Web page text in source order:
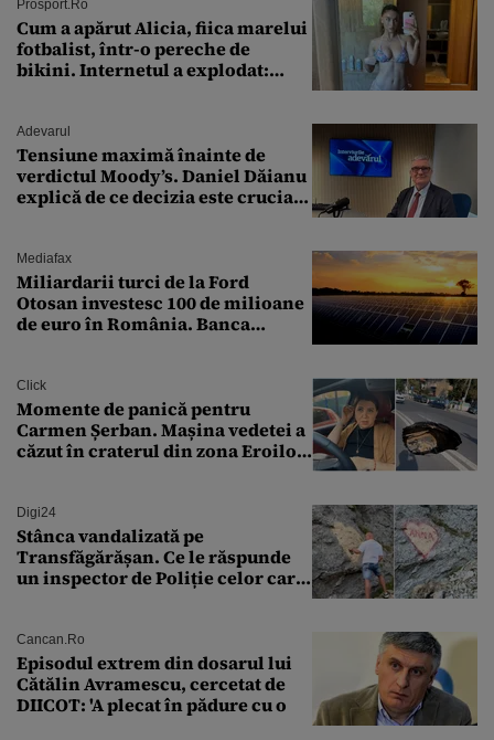
Prosport.ro
Cum a apărut Alicia, fiica marelui
fotbalist, într-o pereche de
bikini. Internetul a explodat:
Adevarul
Tensiune maximă înainte de
verdictul Moody’s. Daniel Dăianu
explică de ce decizia este crucială
Mediafax
Miliardarii turci de la Ford
Otosan investesc 100 de milioane
de euro în România. Banca
Click
Momente de panică pentru
Carmen Șerban. Mașina vedetei a
căzut în craterul din zona Eroilor:
Digi24
Stânca vandalizată pe
Transfăgărășan. Ce le răspunde
un inspector de Poliție celor care
Cancan.ro
Episodul extrem din dosarul lui
Cătălin Avramescu, cercetat de
DIICOT: 'A plecat în pădure cu o